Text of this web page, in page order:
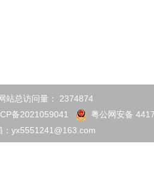
站总访问量： 2374874
备2021059041
粤公网安备
yx5551241@163.com